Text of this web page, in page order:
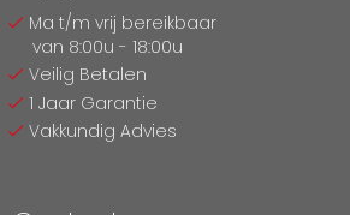
Ma t/m vrij bereikbaar
van 8:00u - 18:00u
Veilig Betalen
1 Jaar Garantie
Vakkundig Advies